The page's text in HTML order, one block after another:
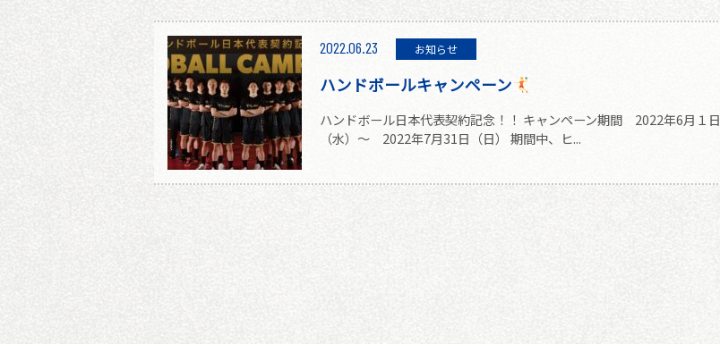
2022.06.23 お知らせ
ハンドボールキャンペーン
ハンドボール日本代表契約記念！！ キャンペーン期間 2022年6月１日
（水）～ 2022年7月31日（日） 期間中、ヒ...